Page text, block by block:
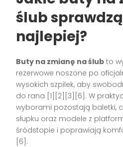
ślub
najlepiej?
Buty na zmianę na ślub to
rezerwowe noszone po
wysokich szpilek, aby
do rana [1][2][3][6]. W
wyborami pozostają baletki,
słupku oraz modele z
śródstopie i poprawiają
[6].